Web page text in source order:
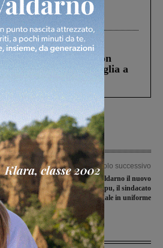
Lo schianto, il
sorpassi fra tir....
struttura di Castiglion
che aveva ucciso la figlia a
Articolo successivo
Opera anche in Valdarno il nuovo
segretario regionale Supu, il sindacato
unitario personale in uniforme